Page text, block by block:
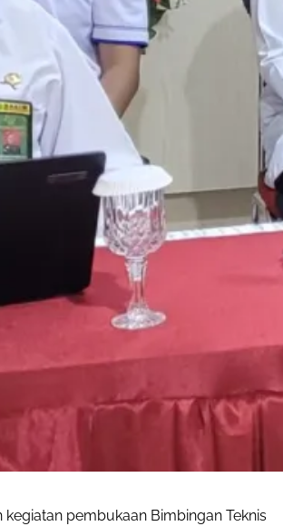
pembukaan Bimbingan Teknis